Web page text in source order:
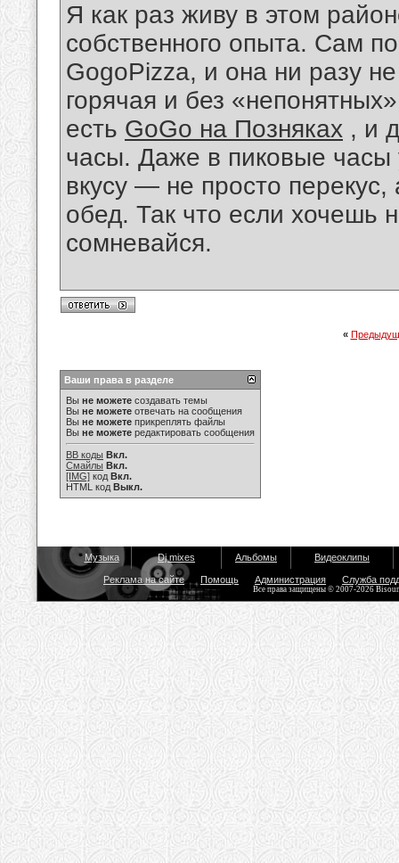
Я как раз живу в этом
собственного опыта. Сам
GogoPizza, и она ни разу
горячая и без
есть GoGo на Позняках , и
часы. Даже в пиковые
вкусу — не просто
обед. Так что если хочешь
сомневайся.
«
Ваши права в разделе
Вы не можете создавать темы
Вы не можете отвечать на сообщения
Вы не можете прикреплять файлы
Вы не можете редактировать сообщения
BB коды Вкл.
Смайлы Вкл.
[IMG] код Вкл.
HTML код Выкл.
Музыка Dj mixes Альбомы Видеоклипы
Реклама на сайте Помощь Администрация Служба
Все права защищены © 2007-2026